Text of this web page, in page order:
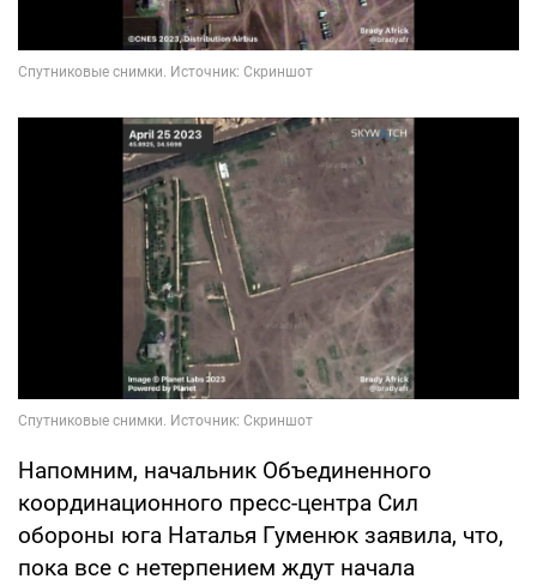
Напомним, начальник Объединенного
координационного пресс-центра Сил
обороны юга Наталья Гуменюк заявила, что,
пока все с нетерпением ждут начала